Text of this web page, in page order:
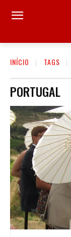
INÍCIO TAGS
PORTUGAL